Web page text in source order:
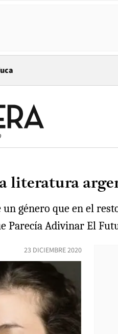
in new window
literatura
género que en el
Parecía Adivinar El
23 DICIEMBRE 2020